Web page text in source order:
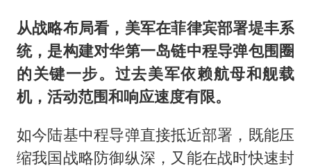
从战略布局看，美军在菲律宾部署堤丰系
统，是构建对华第一岛链中程导弹包围圈
的关键一步。过去美军依赖航母和舰载
机，活动范围和响应速度有限。
如今陆基中程导弹直接抵近部署，既能压
缩我国战略防御纵深，又能在战时快速封